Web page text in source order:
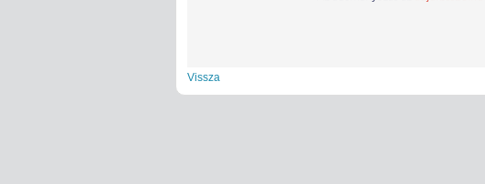
Vissza